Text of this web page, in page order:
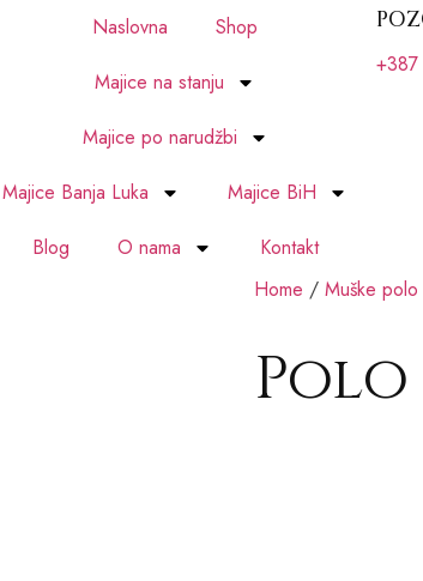
Naslovna
Shop
Majice na stanju
Majice po narudžbi
Majice Banja Luka
Majice BiH
Blog
O nama Kontakt
+387
Home / Muške polo
Polo